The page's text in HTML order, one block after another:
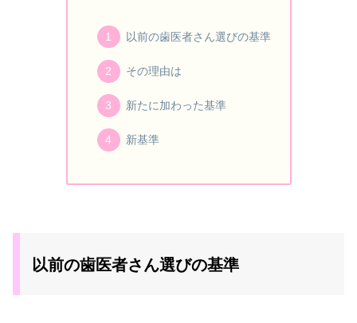
以前の歯医者さん選びの基準
その理由は
新たに加わった基準
新基準
以前の歯医者さん選びの基準